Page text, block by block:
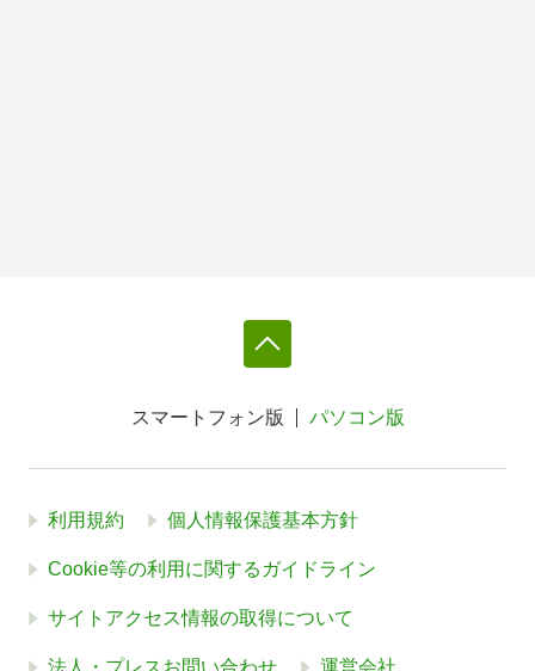
スマートフォン版 パソコン版
利用規約 個人情報保護基本方針
Cookie等の利用に関するガイドライン
サイトアクセス情報の取得について
法人・プレスお問い合わせ 運営会社